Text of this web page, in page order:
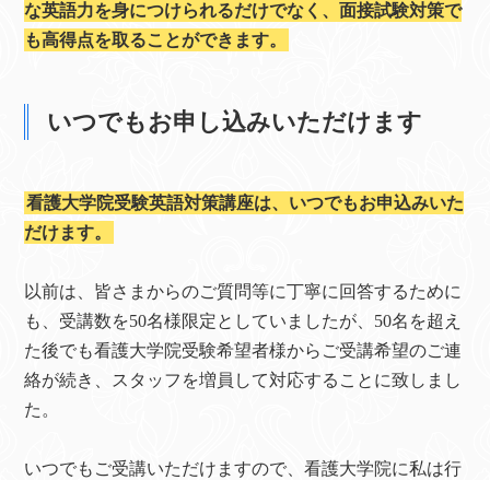
な英語力を身につけられるだけでなく、面接試験対策で
も高得点を取ることができます。
いつでもお申し込みいただけます
看護大学院受験英語対策講座は、いつでもお申込みいた
だけます。
以前は、皆さまからのご質問等に丁寧に回答するために
も、受講数を50名様限定としていましたが、50名を超え
た後でも看護大学院受験希望者様からご受講希望のご連
絡が続き、スタッフを増員して対応することに致しまし
た。
いつでもご受講いただけますので、看護大学院に私は行